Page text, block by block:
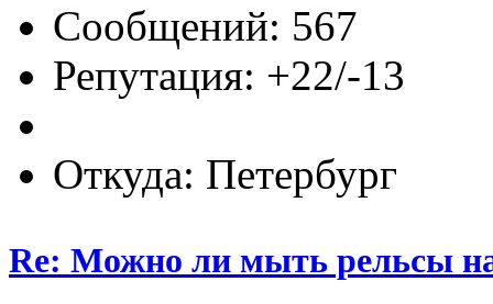
Сообщений: 567
Репутация: +22/-13
Откуда: Петербург
Re: Можно ли мыть рельсы